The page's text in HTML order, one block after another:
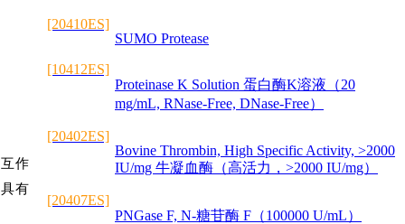
作
有
[20410ES]
SUMO Protease
[10412ES]
Proteinase K Solution 蛋白酶K溶液（20
mg/mL, RNase-Free, DNase-Free）
[20402ES]
Bovine Thrombin, High Specific Activity, >2000
IU/mg 牛凝血酶（高活力，>2000 IU/mg）
[20407ES]
PNGase F, N-糖苷酶 F（100000 U/mL）